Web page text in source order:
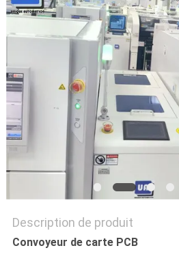
PLAN
DU
SITE
PRIVACY
POLICY
Description de produit
Convoyeur de carte PCB